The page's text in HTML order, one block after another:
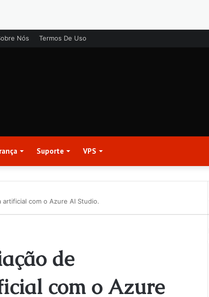
Nós Termos De Uso
Suporte VPS
com o Azure AI Studio.
de
com o Azure